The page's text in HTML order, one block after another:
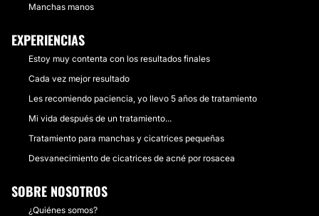
Manchas manos
EXPERIENCIAS
Estoy muy contenta con los resultados finales
Cada vez mejor resultado
Les recomiendo paciencia, yo llevo 5 años de tratamiento
Mi vida después de un tratamiento...
Tratamiento para manchas y cicatrices pequeñas
Desvanecimiento de cicatrices de acné por rosacea
SOBRE NOSOTROS
¿Quiénes somos?